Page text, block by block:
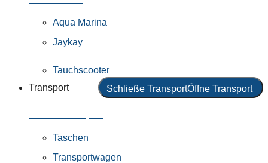
Aqua Marina
Jaykay
Tauchscooter
Transport
Schließe TransportÖffne Transport
Taschen
Transportwagen